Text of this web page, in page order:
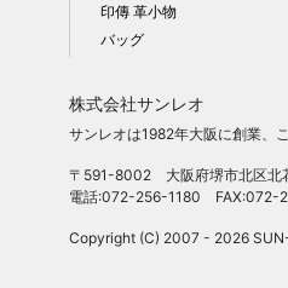
印傳 革小物
バッグ
株式会社サンレオ
サンレオは1982年大阪に創業、
〒591-8002 大阪府堺市北区
電話:072-256-1180 FAX:072-
Copyright (C) 2007 - 2026